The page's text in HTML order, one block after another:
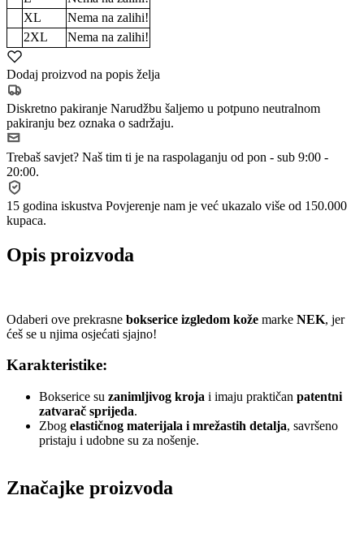
XL
Nema na zalihi!
2XL
Nema na zalihi!
Dodaj proizvod na popis želja
Diskretno pakiranje Narudžbu šaljemo u potpuno neutralnom
pakiranju bez oznaka o sadržaju.
Trebaš savjet? Naš tim ti je na raspolaganju od pon - sub 9:00 -
20:00.
15 godina iskustva Povjerenje nam je već ukazalo više od 150.000
kupaca.
Opis proizvoda
Odaberi ove prekrasne bokserice izgledom kože marke NEK, jer
ćeš se u njima osjećati sjajno!
Karakteristike:
Bokserice su zanimljivog kroja i imaju praktičan patentni
zatvarač sprijeda.
Zbog elastičnog materijala i mrežastih detalja, savršeno
pristaju i udobne su za nošenje.
Značajke proizvoda